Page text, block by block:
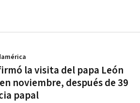
la visita del papa León
noviembre, después de 39
papal